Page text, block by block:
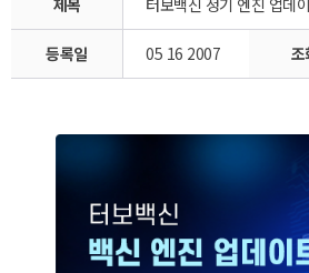
제목 터보백신 정기 엔진 업데
등록일 05 16 2007 조